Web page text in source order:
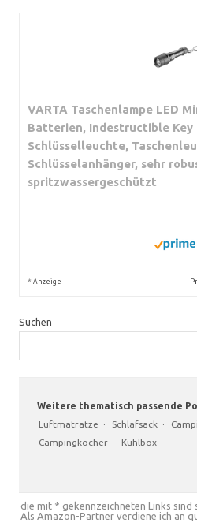
VARTA Taschenlampe LED
Batterien, Indestructible Key
Schlüsselleuchte,
Schlüsselanhänger, sehr
spritzwassergeschützt
* Anzeige
Suchen
Weitere thematisch passende
Luftmatratze · Schlafsack ·
Campingkocher · Kühlbox
die mit * gekennzeichneten Links sind
Als Amazon-Partner verdiene ich an